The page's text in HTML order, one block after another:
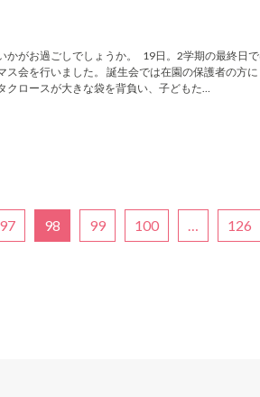
かがお過ごしでしょうか。 19日。2学期の最終日
ス会を行いました。 誕生会では在園の保護者の方
クロースが大きな袋を背負い、子どもた…
97 98 99 100 126